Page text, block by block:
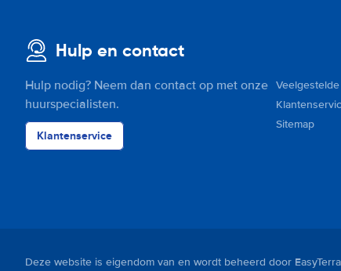
Hulp en contact
Hulp nodig? Neem dan contact op met onze
huurspecialisten.
Klantenservice
Sitemap
Deze website is eigendom van en wordt beheerd door